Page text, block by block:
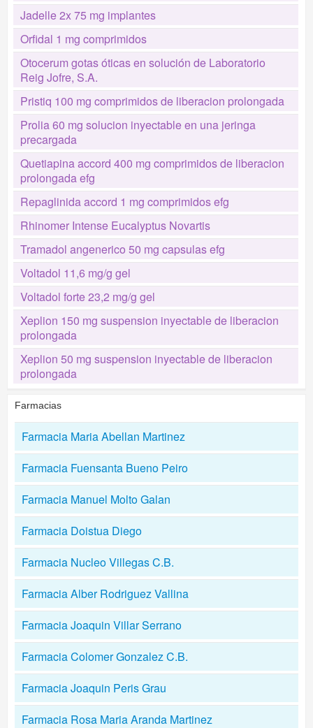
Jadelle 2x 75 mg implantes
Orfidal 1 mg comprimidos
Otocerum gotas óticas en solución de Laboratorio
Reig Jofre, S.A.
Pristiq 100 mg comprimidos de liberacion prolongada
Prolia 60 mg solucion inyectable en una jeringa
precargada
Quetiapina accord 400 mg comprimidos de liberacion
prolongada efg
Repaglinida accord 1 mg comprimidos efg
Rhinomer Intense Eucalyptus Novartis
Tramadol angenerico 50 mg capsulas efg
Voltadol 11,6 mg/g gel
Voltadol forte 23,2 mg/g gel
Xeplion 150 mg suspension inyectable de liberacion
prolongada
Xeplion 50 mg suspension inyectable de liberacion
prolongada
Farmacias
Farmacia Maria Abellan Martinez
Farmacia Fuensanta Bueno Peiro
Farmacia Manuel Molto Galan
Farmacia Doistua Diego
Farmacia Nucleo Villegas C.B.
Farmacia Alber Rodriguez Vallina
Farmacia Joaquin Villar Serrano
Farmacia Colomer Gonzalez C.B.
Farmacia Joaquin Peris Grau
Farmacia Rosa Maria Aranda Martinez